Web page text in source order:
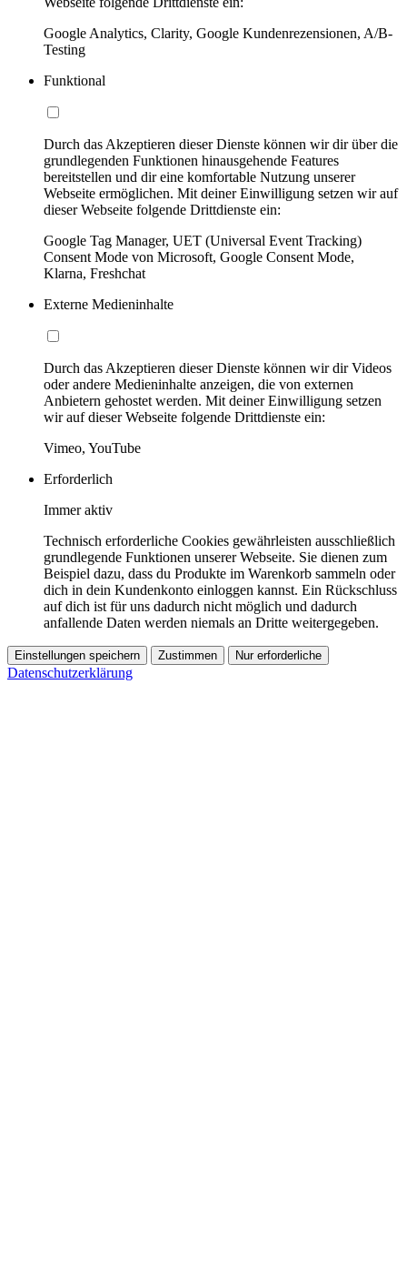
Google Analytics, Clarity, Google Kundenrezensionen, A/B-
Testing
Funktional
Durch das Akzeptieren dieser Dienste können wir dir über die
grundlegenden Funktionen hinausgehende Features
bereitstellen und dir eine komfortable Nutzung unserer
Webseite ermöglichen. Mit deiner Einwilligung setzen wir auf
dieser Webseite folgende Drittdienste ein:
Google Tag Manager, UET (Universal Event Tracking)
Consent Mode von Microsoft, Google Consent Mode,
Klarna, Freshchat
Externe Medieninhalte
Durch das Akzeptieren dieser Dienste können wir dir Videos
oder andere Medieninhalte anzeigen, die von externen
Anbietern gehostet werden. Mit deiner Einwilligung setzen
wir auf dieser Webseite folgende Drittdienste ein:
Vimeo, YouTube
Erforderlich
Immer aktiv
Technisch erforderliche Cookies gewährleisten ausschließlich
grundlegende Funktionen unserer Webseite. Sie dienen zum
Beispiel dazu, dass du Produkte im Warenkorb sammeln oder
dich in dein Kundenkonto einloggen kannst. Ein Rückschluss
auf dich ist für uns dadurch nicht möglich und dadurch
anfallende Daten werden niemals an Dritte weitergegeben.
Einstellungen speichern Zustimmen Nur erforderliche
Datenschutzerklärung